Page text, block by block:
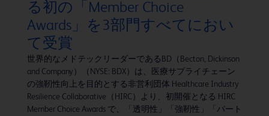
る初の「Member Choice
Awards」を3部門すべてにおい
て受賞
世界的なメドテックリーダーであるBD（Becton, Dickinson
and Company）（NYSE: BDX）は、医療サプライチェーン
の強靭性向上を目的とする非営利団体 Healthcare Industry
Resilience Collaborative（HIRC）より、初開催となる HIRC
Member Choice Awards で、「透明性」「強靭性」「パート